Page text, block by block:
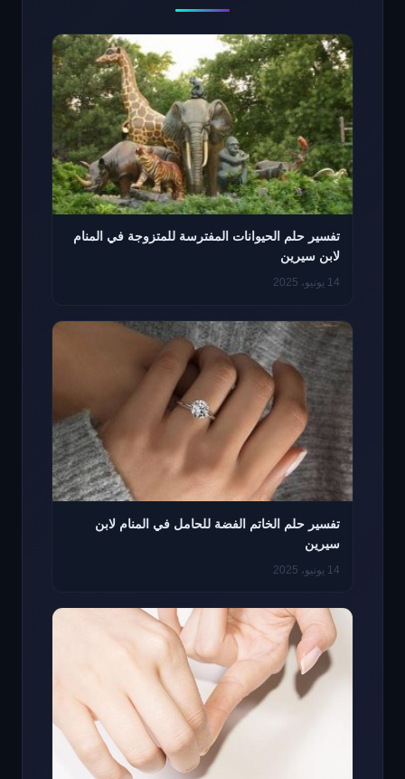
تفسير حلم الحيوانات المفترسة للمتزوجة في المنام
لابن سيرين
14 يونيو، 2025
تفسير حلم الخاتم الفضة للحامل في المنام لابن
سيرين
14 يونيو، 2025